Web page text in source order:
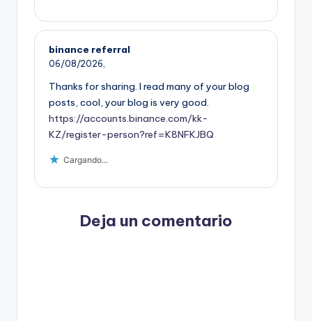
binance referral
06/08/2026,
Thanks for sharing. I read many of your blog
posts, cool, your blog is very good.
https://accounts.binance.com/kk-
KZ/register-person?ref=K8NFKJBQ
Cargando...
Deja un comentario